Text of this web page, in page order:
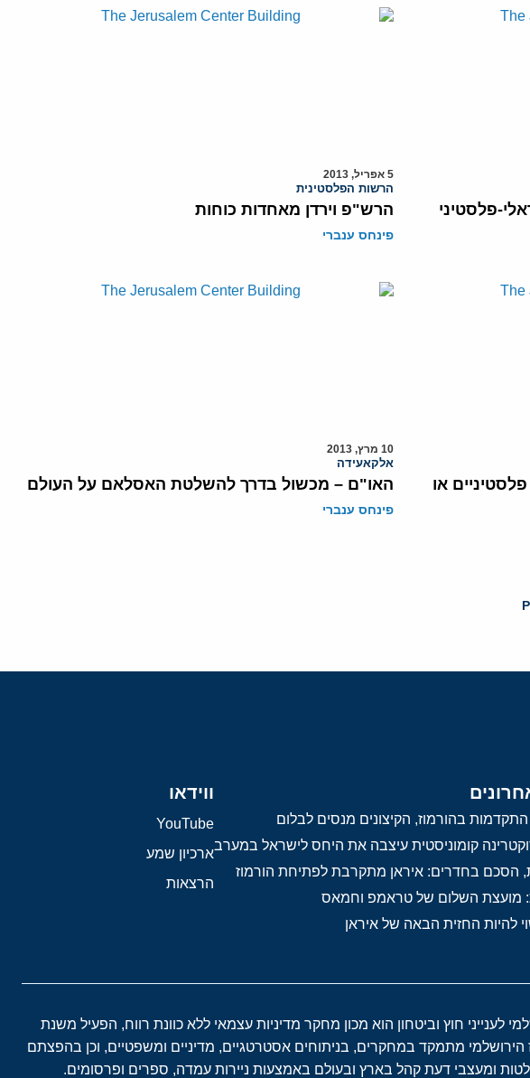
פלסטיני
5 אפריל, 2013
הרשות הפלסטינית
הרש"פ וירדן מאחדות כוחות
פינחס ענברי
או
10 מרץ, 2013
אלקאעידה
האו"ם – מכשול בדרך להשלטת האסלאם על העולם
פינחס ענברי
בהורמוז, הקיצונים מנסים לבלום
קומוניסטית עיצבה את היחס לישראל במערב
הסכם בחדרים: איראן מתקרבת לפתיחת הורמוז
מועצת השלום של טראמפ וחמאס
להיות החזית הבאה של איראן
ווידאו
YouTube
ארכיון שמע
הרצאות
לענייני חוץ וביטחון הוא מכון מחקר מדיניות עצמאי ללא כוונת רווח, הפעיל משנת
הירושלמי מתמקד במחקרים, בניתוחים אסטרטגיים, מדיניים ומשפטיים, וכן בהפצתם
ומעצבי דעת קהל בארץ ובעולם באמצעות ניירות עמדה, ספרים ופרסומים.